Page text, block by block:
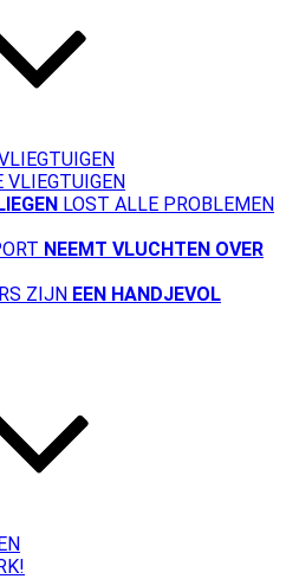
VLIEGTUIGEN
LOST ALLE PROBLEMEN
NEEMT VLUCHTEN OVER
ZIJN EEN HANDJEVOL